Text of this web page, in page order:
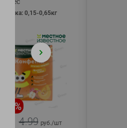
фасовка: 0,15-0,65кг
%
4.99 руб./шт